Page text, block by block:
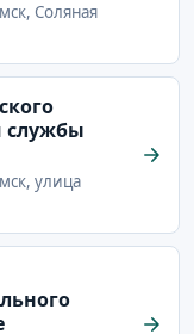
Соляная
службы
улица